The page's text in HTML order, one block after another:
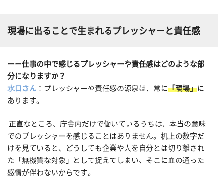
現場に出ることで生まれるプレッシャーと責任感
ーー仕事の中で感じるプレッシャーや責任感はどのような部
分になりますか？
水口さん ：プレッシャーや責任感の源泉は、常に「現場」に
あります。
正直なところ、庁舎内だけで働いているうちは、本当の意味
でのプレッシャーを感じることはありません。机上の数字だ
けを見ていると、どうしても企業や人を自分とは切り離され
た「無機質な対象」として捉えてしまい、そこに血の通った
感情が伴わないからです。